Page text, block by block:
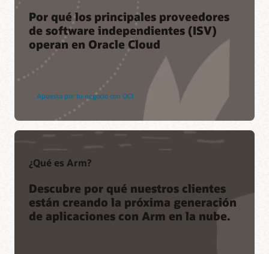
Por qué los principales proveedores
de software independientes (ISV)
operan en Oracle Cloud
Apuesta por tu negocio con OCI
¿Qué es Arm?
Descubre por qué nuestros clientes
están creando la próxima generación
de aplicaciones con Arm en la nube.